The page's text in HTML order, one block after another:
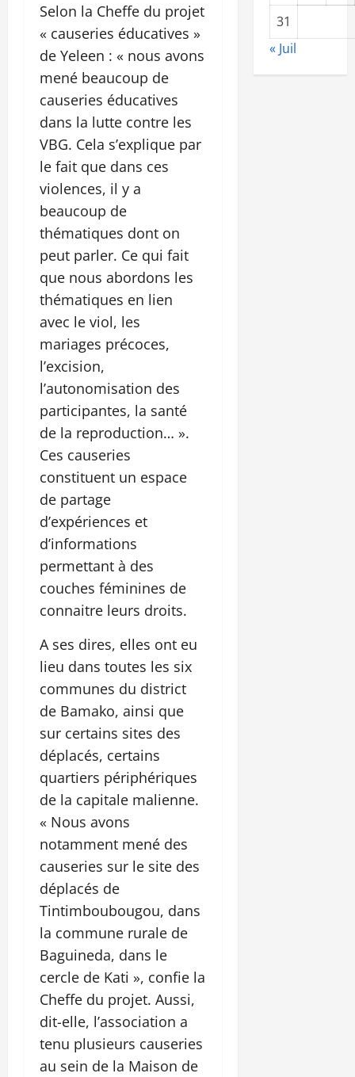
Selon la Cheffe du projet
« causeries éducatives »
de Yeleen : « nous avons
mené beaucoup de
causeries éducatives
dans la lutte contre les
VBG. Cela s’explique par
le fait que dans ces
violences, il y a
beaucoup de
thématiques dont on
peut parler. Ce qui fait
que nous abordons les
thématiques en lien
avec le viol, les
mariages précoces,
l’excision,
l’autonomisation des
participantes, la santé
de la reproduction… ».
Ces causeries
constituent un espace
de partage
d’expériences et
d’informations
permettant à des
couches féminines de
connaitre leurs droits.
A ses dires, elles ont eu
lieu dans toutes les six
communes du district
de Bamako, ainsi que
sur certains sites des
déplacés, certains
quartiers périphériques
de la capitale malienne.
« Nous avons
notamment mené des
causeries sur le site des
déplacés de
Tintimboubougou, dans
la commune rurale de
Baguineda, dans le
cercle de Kati », confie la
Cheffe du projet. Aussi,
dit-elle, l’association a
tenu plusieurs causeries
au sein de la Maison de
31
« Juil